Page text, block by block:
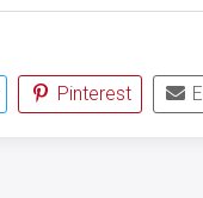
Pinterest